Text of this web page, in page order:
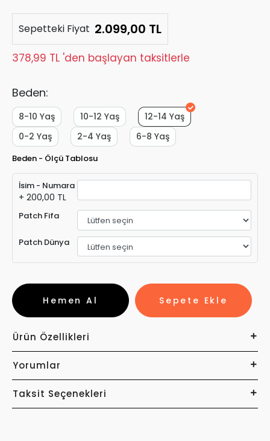
Sepetteki Fiyat 2.099,00 TL
378,99 TL 'den başlayan taksitlerle
Beden:
12-14 Yaş
10-12 Yaş
8-10 Yaş
6-8 Yaş
2-4 Yaş
0-2 Yaş
Beden - Ölçü Tablosu
İsim - Numara
+ 200,00 TL
Patch Fifa
Patch Dünya
Sepete Ekle
Hemen Al
Ürün Özellikleri
Yorumlar
Taksit Seçenekleri